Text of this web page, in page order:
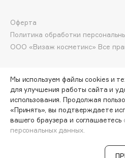
Dorco
DP Daily Perfection
Dr.Ceuracle
Dr.Jart+
DSD de Luxe
Dyson
СООБЩИТЬ О ПОСТУПЛЕНИИ
ООО «Визаж косметикс» Все
Оферта
Политика обработки
Мы используем файлы cookies и
для улучшения работы сайта и
использования. Продолжая
«Принять», вы подтверждаете
вашего браузера и соглашаетесь
персональных данных.